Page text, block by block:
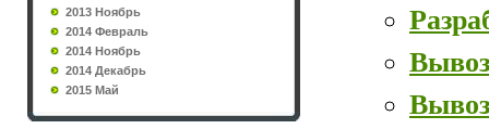
2013 Ноябрь
2014 Февраль
2014 Ноябрь
2014 Декабрь
2015 Май